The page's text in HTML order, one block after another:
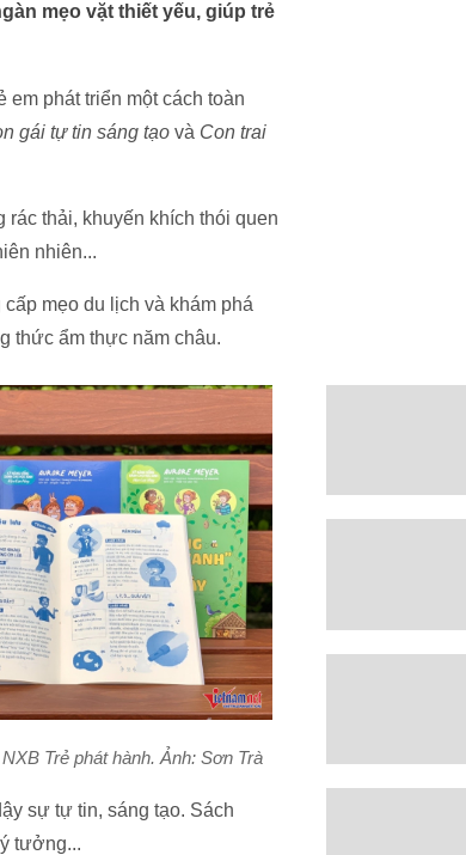
mẹo vặt thiết yếu, giúp trẻ
em phát triển một cách toàn
gái tự tin sáng tạo và Con trai
thải, khuyến khích thói quen
nhiên...
mẹo du lịch và khám phá
thức ẩm thực năm châu.
Trẻ phát hành. Ảnh: Sơn Trà
sự tự tin, sáng tạo. Sách
tưởng...